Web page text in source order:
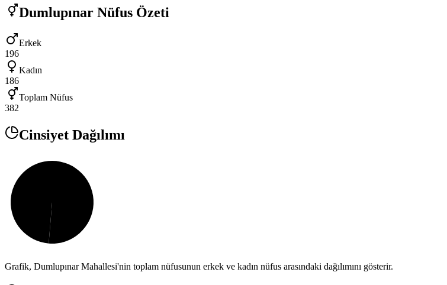
Dumlupınar Nüfus Özeti
Erkek
196
Kadın
186
Toplam Nüfus
382
Cinsiyet Dağılımı
Grafik, DumlupınarMahallesi'nin toplam nüfusunun erkek ve kadın nüfus arasındaki dağılımını gösterir.